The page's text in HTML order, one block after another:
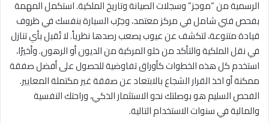
الرسمية من “موجز” وسجلات الصيانة وتاريخ الملكية. استكمل المهمة
بفحص فني شامل في مركز معتمد، وجرّب السيارة بنفسك في ظروف
قيادة متنوعة، لتكشف عن عيوب يصعب رصدها نظرياً. لا تُقبل بأي تنازل
في نقل الملكية والتأكد من خلو المركبة من الديون أو الرهون. وأخيرًا،
استخدم كل هذه الخطوات كأوراق تفاوضية للحصول على أفضل صفقة
ممكنة أو اخذ القرار الشجاع بالابتعاد عن صفقة غير مكتملة المعايير.
الفحص السليم هو بوصلتك نحو الاستثمار الذكي، وراحتك النفسية
والمالية في سنوات الاستخدام التالية.